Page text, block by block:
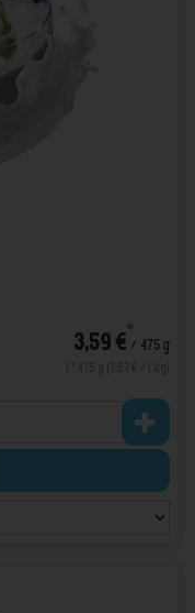
3,59 €*/ 475 g